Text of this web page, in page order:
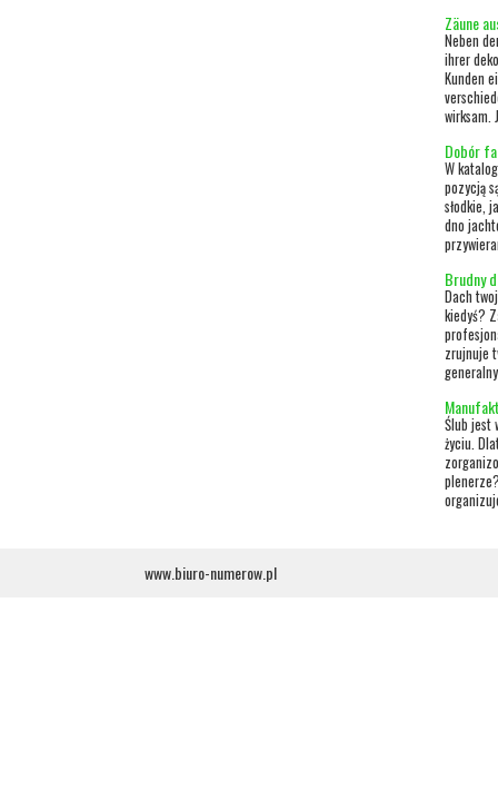
Zäune
Neben
ihrer
Kunden
wirksam.
Dobór
W
pozycją
słodkie,
dno
Brudny
Dach
kiedyś?
zrujnuje
Ślub jest
życiu.
www.biuro-numerow.pl